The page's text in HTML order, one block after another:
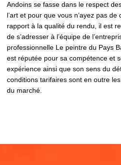
Andoins se fasse dans le respect
l’art et pour que vous n’ayez pas de
rapport à la qualité du rendu, il est
de s’adresser à l’équipe de
professionnelle Le peintre du Pays
est réputée pour sa compétence et
expérience ainsi que son sens du
conditions tarifaires sont en outre
du marché.